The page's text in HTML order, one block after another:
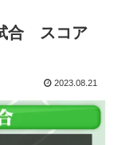
合 スコア
2023.08.21